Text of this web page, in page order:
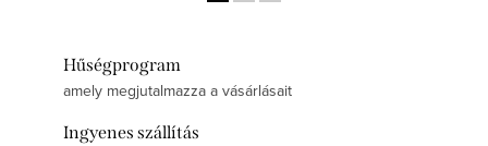
Hűségprogram
amely megjutalmazza a vásárlásait
Ingyenes szállítás